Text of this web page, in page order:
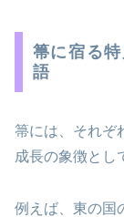
箒に宿る
語
箒には、それぞ
成長の象徴とし
例えば、東の国